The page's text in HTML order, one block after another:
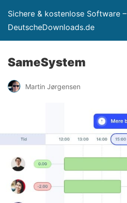
Sichere & kostenlose Software –
DeutscheDownloads.de
SameSystem
Martin Jørgensen